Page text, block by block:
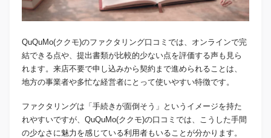
QuQuMo(ククモ)のファクタリング口コミでは、オンラインで完
結できる点や、提出書類が比較的少ない点を評価する声も見ら
れます。来店不要で申し込みから契約まで進められることは、
地方の事業者や多忙な経営者にとって使いやすい特徴です。
ファクタリングは「手続きが面倒そう」というイメージを持た
れやすいですが、QuQuMo(ククモ)の口コミでは、こうした手間
の少なさに魅力を感じている利用者もいることが分かります。